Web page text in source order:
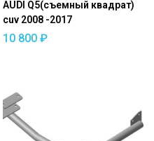
AUDI Q5(съемный квадрат)
cuv 2008 -2017
10 800 ₽